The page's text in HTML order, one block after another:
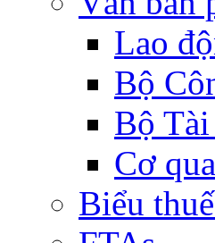
Lao
Bộ
Bộ
Cơ
Biểu